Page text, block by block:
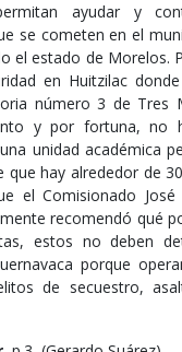
ayudar y
se cometen en el
el estado de Morelos.
en Huitzilac
número 3 de Tres
y por fortuna, no
unidad académica
que hay alrededor de
el Comisionado
recomendó qué
estos no deben
porque
de secuestro,